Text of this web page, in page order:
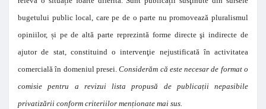
bugetului public local, care pe de o parte nu promovează pluralismul
opiniilor, și pe de altă parte reprezintă forme directe şi indirecte de
ajutor de stat, constituind o intervenţie nejustificată în activitatea
comercială în domeniul presei.Considerăm că este necesar de format o
comisie pentru a revizui lista propusă de publicații nepasibile
privatizării conform criteriilor menționate mai sus.